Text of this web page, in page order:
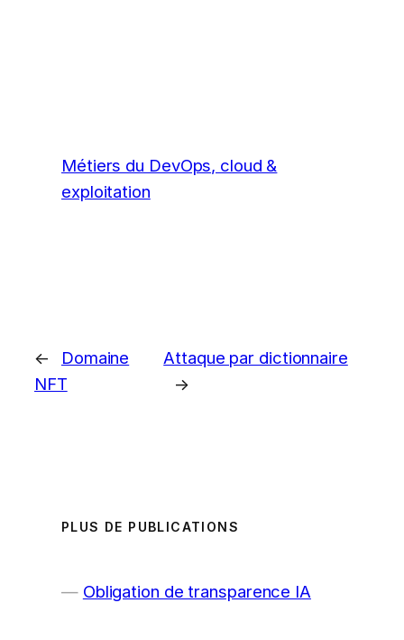
Métiers du DevOps, cloud &
exploitation
←
Domaine
NFT
Attaque par dictionnaire
→
PLUS DE PUBLICATIONS
Obligation de transparence IA